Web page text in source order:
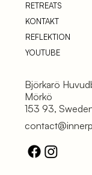
Björkarö
Mörkö
153 93,
RETREATS
KONTAKT
REFLEKTION
YOUTUBE